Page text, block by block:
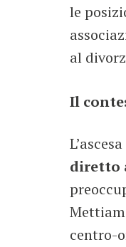
le
al
Il
diretto
centro-